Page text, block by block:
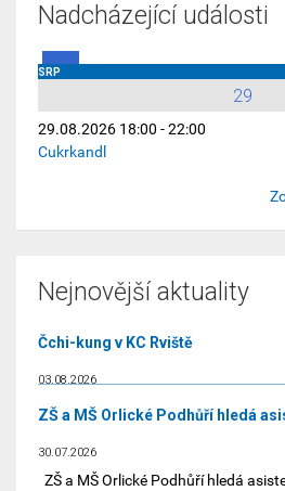
Nadcházející události
SRP
29
29.08.2026 18:00 - 22:00
Cukrkandl
Nejnovější aktuality
Čchi-kung v KC Rviště
03.08.2026
ZŠ a MŠ Orlické Podhůří hledá
30.07.2026
ZŠ a MŠ Orlické Podhůří hledá